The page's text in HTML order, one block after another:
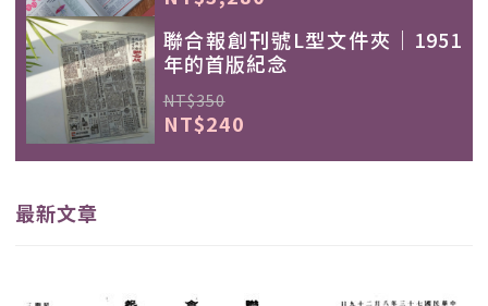
聯合報創刊號L型文件夾｜1951
年的首版紀念
NT$350
NT$240
最新文章